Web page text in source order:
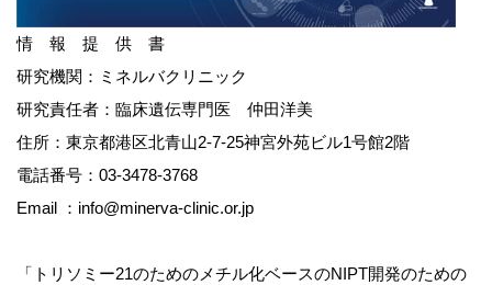
情 報 提 供 書
研究機関：ミネルバクリニック
研究責任者：臨床遺伝専門医 仲田洋美
住所：東京都港区北青山2-7-25神宮外苑ビル1号館2階
電話番号：03-3478-3768
Email ：info@minerva-clinic.or.jp
「トリソミー21のためのメチル化ベースのNIPT開発のための